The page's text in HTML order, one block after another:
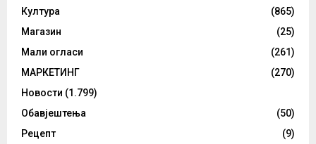
Култура
(865)
Магазин
(25)
Мали огласи
(261)
МАРКЕТИНГ
(270)
Новости (1.799)
Обавјештења
(50)
Рецепт
(9)